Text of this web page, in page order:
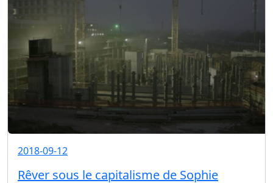
2018-09-12
Rêver sous le capitalisme de Sophie